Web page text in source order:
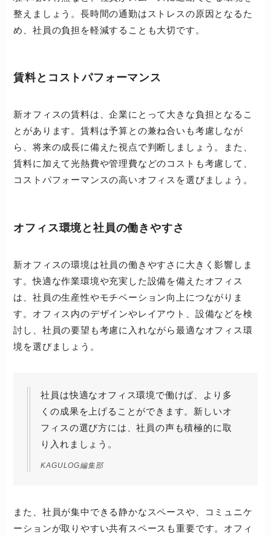
整えましょう。長時間の通勤はストレスの原因となるた
め、社員の負担を軽減することも大切です。
賃料とコストパフォーマンス
新オフィスの賃料は、企業にとって大きな負担となるこ
とがあります。賃料は予算との兼ね合いも考慮しなが
ら、将来の成長に備えた視点で判断しましょう。また、
賃料に加えて光熱費や管理費などのコストも考慮して、
コストパフォーマンスの高いオフィスを選びましょう。
オフィス環境と社員の働きやすさ
新オフィスの環境は社員の働きやすさに大きく影響しま
す。快適な作業環境や充実した設備を備えたオフィス
は、社員の生産性やモチベーション向上につながりま
す。オフィス内のデザインやレイアウト、設備などを検
討し、社員の要望も考慮に入れながら最適なオフィス環
境を選びましょう。
社員は快適なオフィス環境で働けば、より多
くの成果を上げることができます。新しいオ
フィスの選び方には、社員の声も積極的に取
り入れましょう。
KAGULOG編集部
また、社員が集中できる静かなスペースや、コミュニケ
ーションが取りやすい共有スペースも重要です。オフィ